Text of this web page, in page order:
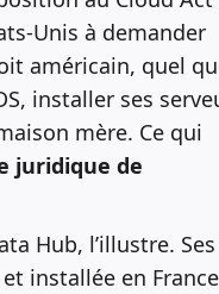
Unis à demander
américain, quel
installer ses
mère. Ce qui
juridique de
Hub, l’illustre. Ses
installée en